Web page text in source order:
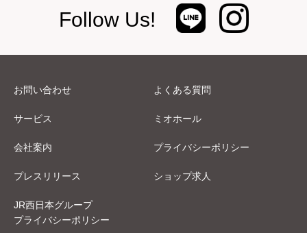
Follow Us!
お問い合わせ よくある質問
サービス ミオホール
会社案内 プライバシーポリシー
プレスリリース ショップ求人
JR西日本グループ
プライバシーポリシー